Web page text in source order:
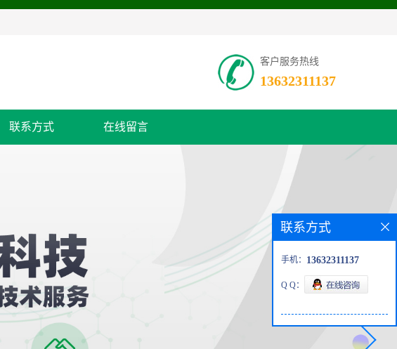
客户服务热线
13632311137
联系方式 在线留言
联系方式
手机： 13632311137
Q Q：